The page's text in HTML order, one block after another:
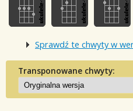
Sprawdź te chwyty w
Transponowane chwyty: